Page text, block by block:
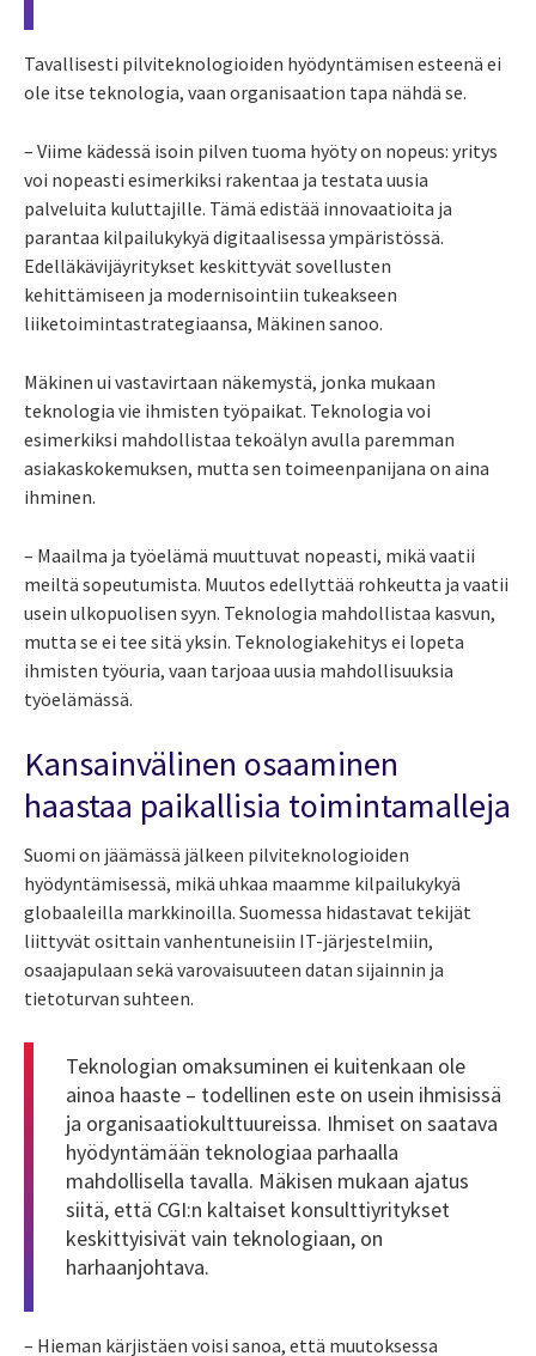
Tavallisesti pilviteknologioiden hyödyntämisen esteenä ei
ole itse teknologia, vaan organisaation tapa nähdä se.
– Viime kädessä isoin pilven tuoma hyöty on nopeus: yritys
voi nopeasti esimerkiksi rakentaa ja testata uusia
palveluita kuluttajille. Tämä edistää innovaatioita ja
parantaa kilpailukykyä digitaalisessa ympäristössä.
Edelläkävijäyritykset keskittyvät sovellusten
kehittämiseen ja modernisointiin tukeakseen
liiketoimintastrategiaansa, Mäkinen sanoo.
Mäkinen ui vastavirtaan näkemystä, jonka mukaan
teknologia vie ihmisten työpaikat. Teknologia voi
esimerkiksi mahdollistaa tekoälyn avulla paremman
asiakaskokemuksen, mutta sen toimeenpanijana on aina
ihminen.
– Maailma ja työelämä muuttuvat nopeasti, mikä vaatii
meiltä sopeutumista. Muutos edellyttää rohkeutta ja vaatii
usein ulkopuolisen syyn. Teknologia mahdollistaa kasvun,
mutta se ei tee sitä yksin. Teknologiakehitys ei lopeta
ihmisten työuria, vaan tarjoaa uusia mahdollisuuksia
työelämässä.
Kansainvälinen osaaminen
haastaa paikallisia toimintamalleja
Suomi on jäämässä jälkeen pilviteknologioiden
hyödyntämisessä, mikä uhkaa maamme kilpailukykyä
globaaleilla markkinoilla. Suomessa hidastavat tekijät
liittyvät osittain vanhentuneisiin IT-järjestelmiin,
osaajapulaan sekä varovaisuuteen datan sijainnin ja
tietoturvan suhteen.
Teknologian omaksuminen ei kuitenkaan ole
ainoa haaste – todellinen este on usein ihmisissä
ja organisaatiokulttuureissa. Ihmiset on saatava
hyödyntämään teknologiaa parhaalla
mahdollisella tavalla. Mäkisen mukaan ajatus
siitä, että CGI:n kaltaiset konsulttiyritykset
keskittyisivät vain teknologiaan, on
harhaanjohtava.
– Hieman kärjistäen voisi sanoa, että muutoksessa